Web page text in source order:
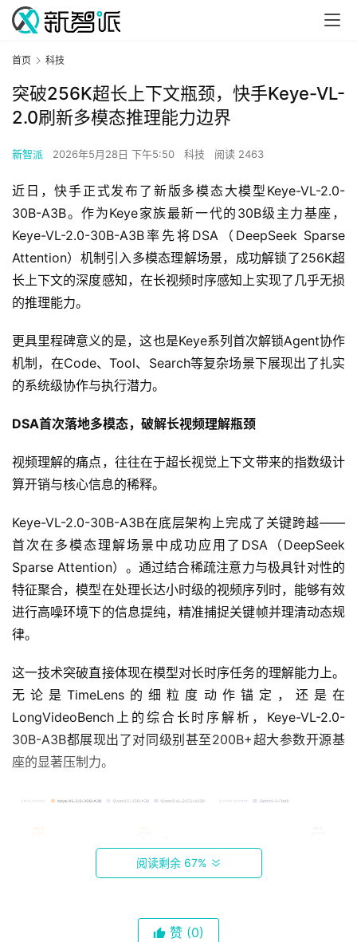
首页 科技
突破256K超长上下文瓶颈，快手Keye-VL-
2.0刷新多模态推理能力边界
新智派 2026年5月28日 下午5:50 科技 阅读 2463
近日，快手正式发布了新版多模态大模型Keye-VL-2.0-
30B-A3B。作为Keye家族最新一代的30B级主力基座，
Keye-VL-2.0-30B-A3B率先将DSA（DeepSeek Sparse
Attention）机制引入多模态理解场景，成功解锁了256K超
长上下文的深度感知，在长视频时序感知上实现了几乎无损
的推理能力。
更具里程碑意义的是，这也是Keye系列首次解锁Agent协作
机制，在Code、Tool、Search等复杂场景下展现出了扎实
的系统级协作与执行潜力。
DSA首次落地多模态，破解长视频理解瓶颈
视频理解的痛点，往往在于超长视觉上下文带来的指数级计
算开销与核心信息的稀释。
Keye-VL-2.0-30B-A3B在底层架构上完成了关键跨越——
首次在多模态理解场景中成功应用了DSA（DeepSeek
Sparse Attention）。通过结合稀疏注意力与极具针对性的
特征聚合，模型在处理长达小时级的视频序列时，能够有效
进行高噪环境下的信息提纯，精准捕捉关键帧并理清动态规
律。
这一技术突破直接体现在模型对长时序任务的理解能力上。
无论是TimeLens的细粒度动作锚定，还是在
LongVideoBench上的综合长时序解析，Keye-VL-2.0-
30B-A3B都展现出了对同级别甚至200B+超大参数开源基
座的显著压制力。
阅读剩余 67%
赞 (0)